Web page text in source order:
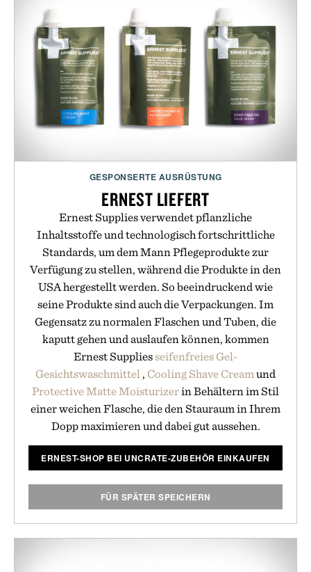
GESPONSERTE AUSRÜSTUNG
ERNEST LIEFERT
Ernest Supplies verwendet pflanzliche
Inhaltsstoffe und technologisch fortschrittliche
Standards, um dem Mann Pflegeprodukte zur
Verfügung zu stellen, während die Produkte in den
USA hergestellt werden. So beeindruckend wie
seine Produkte sind auch die Verpackungen. Im
Gegensatz zu normalen Flaschen und Tuben, die
kaputt gehen und auslaufen können, kommen
Ernest Suppliesseifenfreies Gel-
Gesichtswaschmittel , Cooling Shave Creamund
Protective Matte Moisturizerin Behältern im Stil
einer weichen Flasche, die den Stauraum in Ihrem
Dopp maximieren und dabei gut aussehen.
ERNEST-SHOP BEI UNCRATE-ZUBEHÖR EINKAUFEN
FÜR SPÄTER SPEICHERN